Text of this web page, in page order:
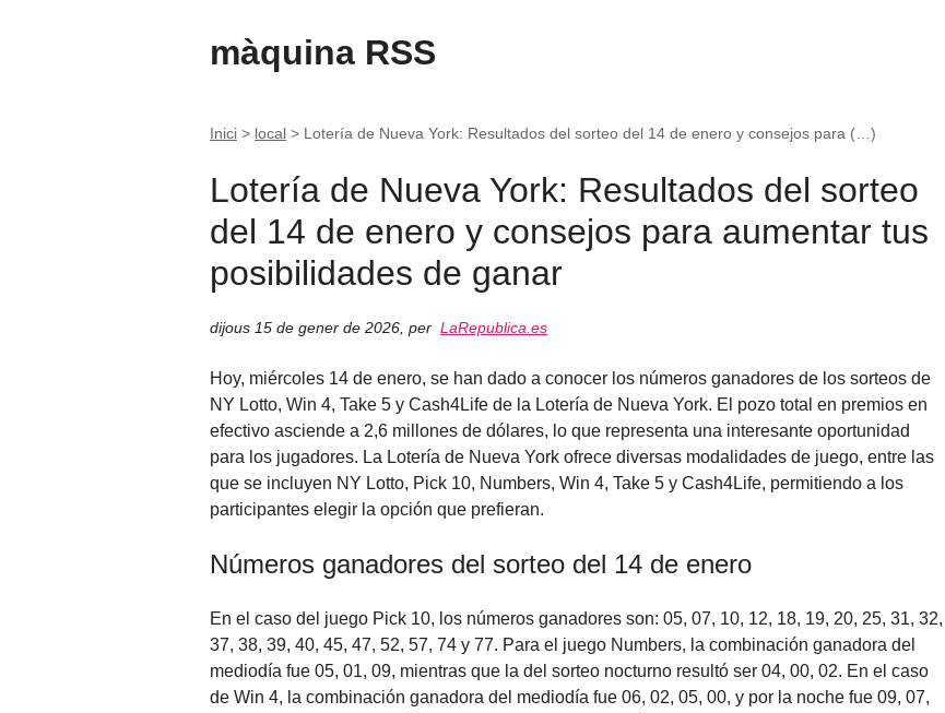
màquina RSS
Inici > local > Lotería de Nueva York: Resultados del sorteo del 14 de enero y consejos para (…)
Lotería de Nueva York: Resultados del sorteo
del 14 de enero y consejos para aumentar tus
posibilidades de ganar
dijous 15 de gener de 2026 per LaRepublica.es
Hoy, miércoles 14 de enero, se han dado a conocer los números ganadores de los sorteos de
NY Lotto, Win 4, Take 5 y Cash4Life de la Lotería de Nueva York. El pozo total en premios en
efectivo asciende a 2,6 millones de dólares, lo que representa una interesante oportunidad
para los jugadores. La Lotería de Nueva York ofrece diversas modalidades de juego, entre las
que se incluyen NY Lotto, Pick 10, Numbers, Win 4, Take 5 y Cash4Life, permitiendo a los
participantes elegir la opción que prefieran.
Números ganadores del sorteo del 14 de enero
En el caso del juego Pick 10, los números ganadores son: 05, 07, 10, 12, 18, 19, 20, 25, 31, 32,
37, 38, 39, 40, 45, 47, 52, 57, 74 y 77. Para el juego Numbers, la combinación ganadora del
mediodía fue 05, 01, 09, mientras que la del sorteo nocturno resultó ser 04, 00, 02. En el caso
de Win 4, la combinación ganadora del mediodía fue 06, 02, 05, 00, y por la noche fue 09, 07,